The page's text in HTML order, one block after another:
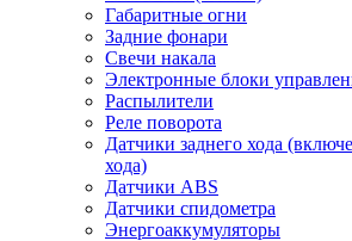
Габаритные огни
Задние фонари
Свечи накала
Электронные блоки
Распылители
Реле поворота
Датчики заднего хода
хода)
Датчики ABS
Датчики спидометра
Энергоаккумуляторы